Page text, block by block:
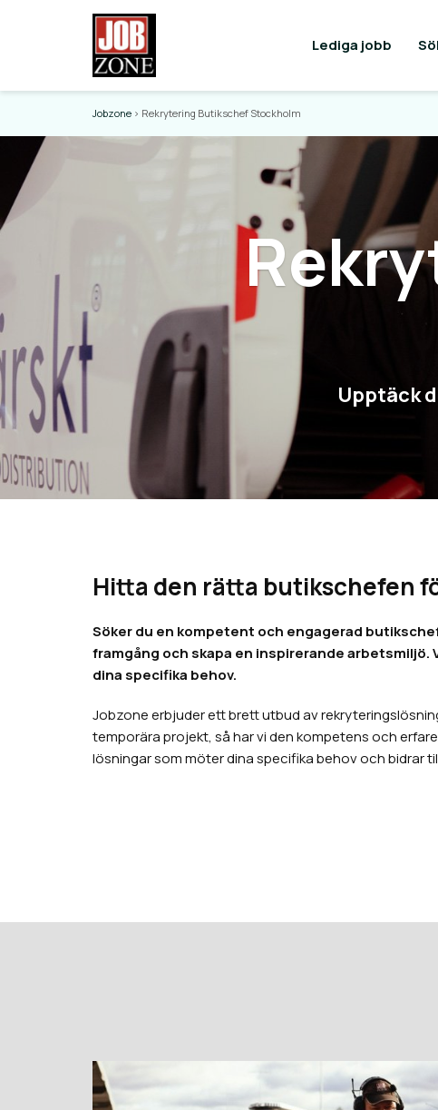
Lediga jobb
Jobzone > Rekrytering Butikschef Stockholm
Upptäck
Hitta den rätta butikschefen
Söker du en kompetent och engagerad
framgång och skapa en inspirerande
dina specifika behov.
Jobzone erbjuder ett brett utbud av
temporära projekt, så har vi den kompetens och
lösningar som möter dina specifika behov och bidrar